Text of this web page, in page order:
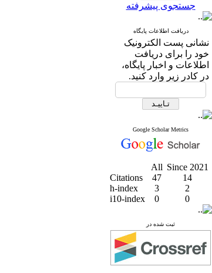
جستجوی پیشرفته
دریافت اطلاعات پایگاه
نشانی پست الکترونیک
خود را برای دریافت
اطلاعات و اخبار پایگاه،
در کادر زیر وارد کنید.
Google Scholar Metrics
All Since 2021
Citations
47
14
h-index
3
2
i10-index
0 0
ثبت شده در